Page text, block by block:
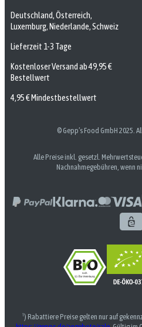
Deutschland, Österreich,
Luxemburg, Niederlande, Schweiz
Lieferzeit 1-3 Tage
Kostenloser Versand ab 49,95 €
Bestellwert
4,95 € Mindestbestellwert
© Gepp’s Food GmbH 2025.
Alle Preise inkl. gesetzl.
Nachnahmegebühren, wenn
¹) Rabattiere Preise gelten nur auf